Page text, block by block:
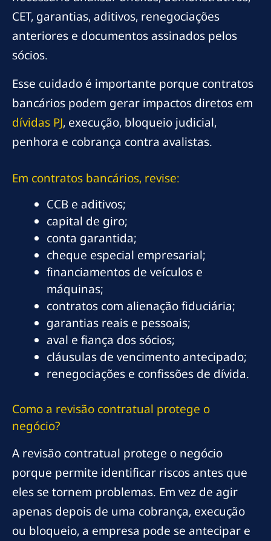
CET, garantias, aditivos, renegociações
anteriores e documentos assinados pelos
sócios.
Esse cuidado é importante porque contratos
bancários podem gerar impactos diretos em
dívidas PJ, execução, bloqueio judicial,
penhora e cobrança contra avalistas.
Em contratos bancários, revise:
CCB e aditivos;
capital de giro;
conta garantida;
cheque especial empresarial;
financiamentos de veículos e
máquinas;
contratos com alienação fiduciária;
garantias reais e pessoais;
aval e fiança dos sócios;
cláusulas de vencimento antecipado;
renegociações e confissões de dívida.
Como a revisão contratual protege o
negócio?
A revisão contratual protege o negócio
porque permite identificar riscos antes que
eles se tornem problemas. Em vez de agir
apenas depois de uma cobrança, execução
ou bloqueio, a empresa pode se antecipar e